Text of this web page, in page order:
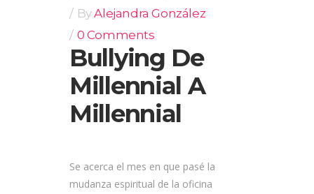
ByAlejandra González
0 Comments
Bullying De
Millennial A
Millennial
Se acerca el mes en que pasé la
mudanza espiritual de la oficina